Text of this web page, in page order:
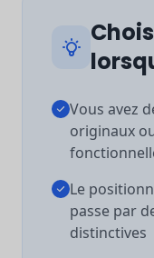
Vous avez
originaux
Le
passe par
distinctives